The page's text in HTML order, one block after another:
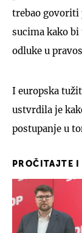
trebao
sucima kako
odluke u
I europska
ustvrdila je
postupanje u
PROČITAJTE I